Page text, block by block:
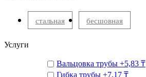
стальная бесшовная
Услуги
Вальцовка трубы +5,83 ₸
Гибка трубы +7,17 ₸